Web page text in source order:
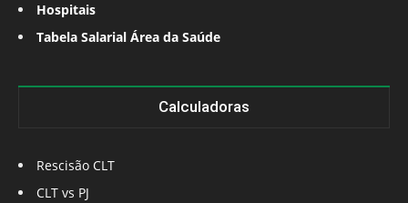
Hospitais
Tabela Salarial Área da Saúde
Calculadoras
Rescisão CLT
CLT vs PJ